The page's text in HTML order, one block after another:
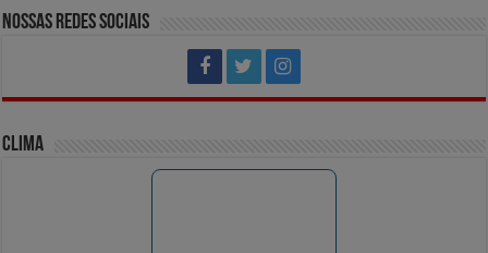
Nossas Redes Sociais
Clima